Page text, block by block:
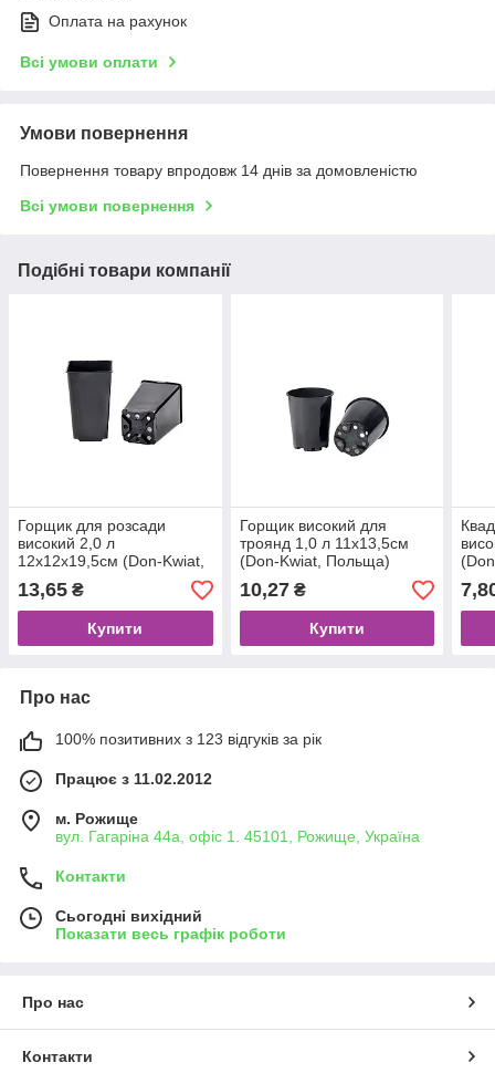
Оплата на рахунок
Всі умови оплати
Умови повернення
Повернення товару впродовж 14 днів за домовленістю
Всі умови повернення
Подібні товари компанії
Горщик для розсади
високий 2,0 л
12х12х19,5см (Don-Kwiat,
Польща)
13,65 ₴
Купити
Горщик високий для
троянд 1,0 л 11х13,5см
(Don-Kwiat, Польща)
10,27₴
Купити
Про нас
100% позитивних з 123 відгуків за рік
Працює з 11.02.2012
м. Рожище
вул. Гагаріна 44а, офіс 1. 45101, Рожище, Україна
Контакти
Сьогодні вихідний
Показати весь графік роботи
Про нас
Контакти